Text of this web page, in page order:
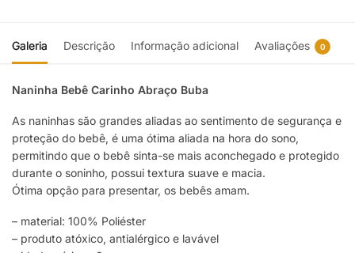
Galeria Descrição Informação adicional Avaliações 0
Naninha Bebê Carinho Abraço Buba
As naninhas são grandes aliadas ao sentimento de segurança e
proteção do bebê, é uma ótima aliada na hora do sono,
permitindo que o bebê sinta-se mais aconchegado e protegido
durante o soninho, possui textura suave e macia.
Ótima opção para presentar, os bebês amam.
– material: 100% Poliéster
– produto atóxico, antialérgico e lavável